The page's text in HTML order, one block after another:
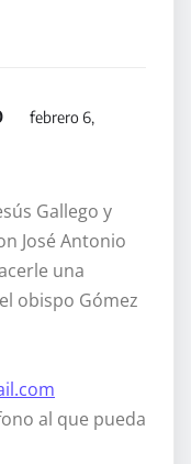
febrero 6,
Gallego y
José Antonio
una
obispo Gómez
al que pueda